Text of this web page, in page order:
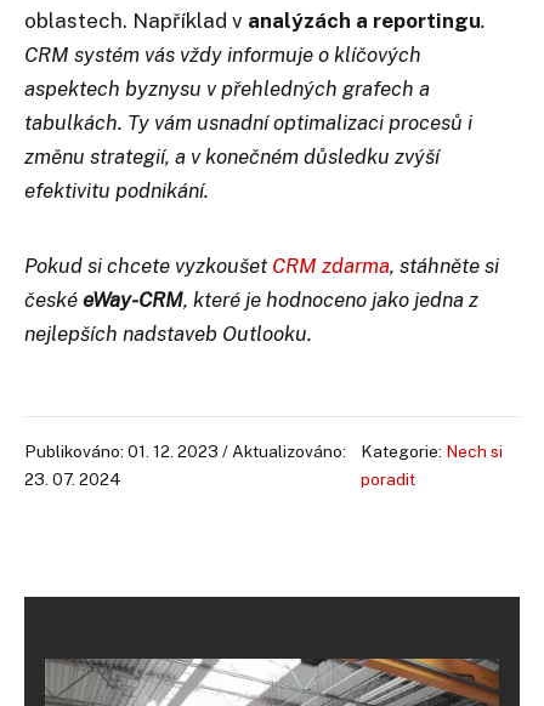
oblastech. Například v analýzách a reportingu.
CRM systém vás vždy informuje o klíčových
aspektech byznysu v přehledných grafech a
tabulkách. Ty vám usnadní optimalizaci procesů i
změnu strategií, a v konečném důsledku zvýší
efektivitu podnikání.
Pokud si chcete vyzkoušet CRM zdarma, stáhněte si
české eWay-CRM, které je hodnoceno jako jedna z
nejlepších nadstaveb Outlooku.
Publikováno: 01. 12. 2023 / Aktualizováno:
23. 07. 2024
Kategorie: Nech si
poradit